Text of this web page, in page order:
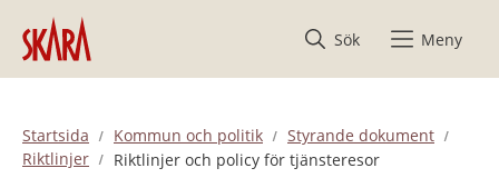
Hoppa till innehåll
Sök
Meny
Startsida Kommun och politik
Styrande dokument
Riktlinjer
Riktlinjer och policy för tjänsteresor